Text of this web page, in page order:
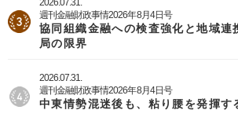
週刊金融財政事情2026年8月4日号
協同組織金融への検査強化と地域連
局の限界
2026.07.31.
週刊金融財政事情2026年8月4日号
中東情勢混迷後も、粘り腰を発揮す